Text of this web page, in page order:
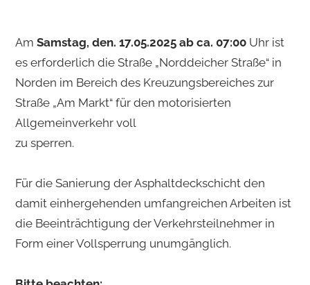
Am Samstag, den. 17.05.2025 ab ca. 07:00Uhr ist
es erforderlich die Straße „Norddeicher Straße“ in
Norden im Bereich des Kreuzungsbereiches zur
Straße „Am Markt“ für den motorisierten
Allgemeinverkehr voll
zu sperren.
Für die Sanierung der Asphaltdeckschicht den
damit einhergehenden umfangreichen Arbeiten ist
die Beeinträchtigung der Verkehrsteilnehmer in
Form einer Vollsperrung unumgänglich.